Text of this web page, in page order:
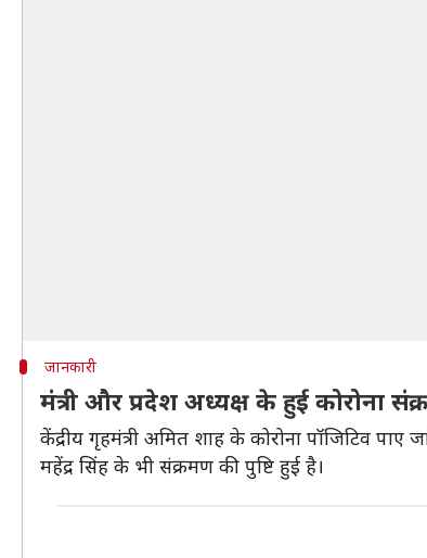
जानकारी
मंत्री और प्रदेश अध्यक्ष के हुई कोरोना
केंद्रीय गृहमंत्री अमित शाह के कोरोना पॉजिटिव
महेंद्र सिंह के भी संक्रमण की पुष्टि हुई है।